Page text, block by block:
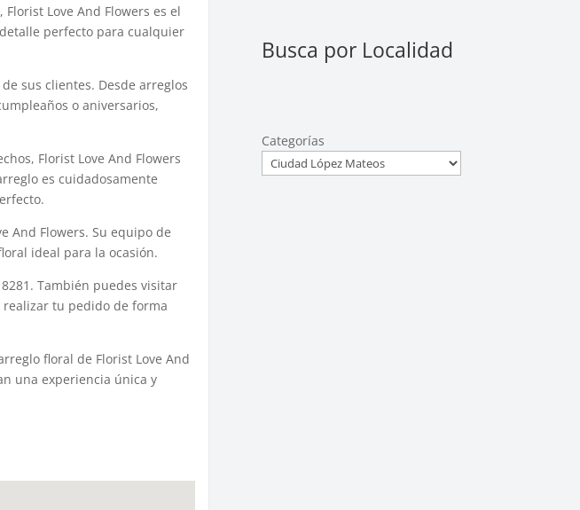
Love And Flowers es el
perfecto para cualquier
sus clientes. Desde arreglos
o aniversarios,
Florist Love And Flowers
es cuidadosamente
And Flowers. Su equipo de
ideal para la ocasión.
También puedes visitar
realizar tu pedido de forma
floral de Florist Love And
una experiencia única y
Busca por Localidad
Categorías